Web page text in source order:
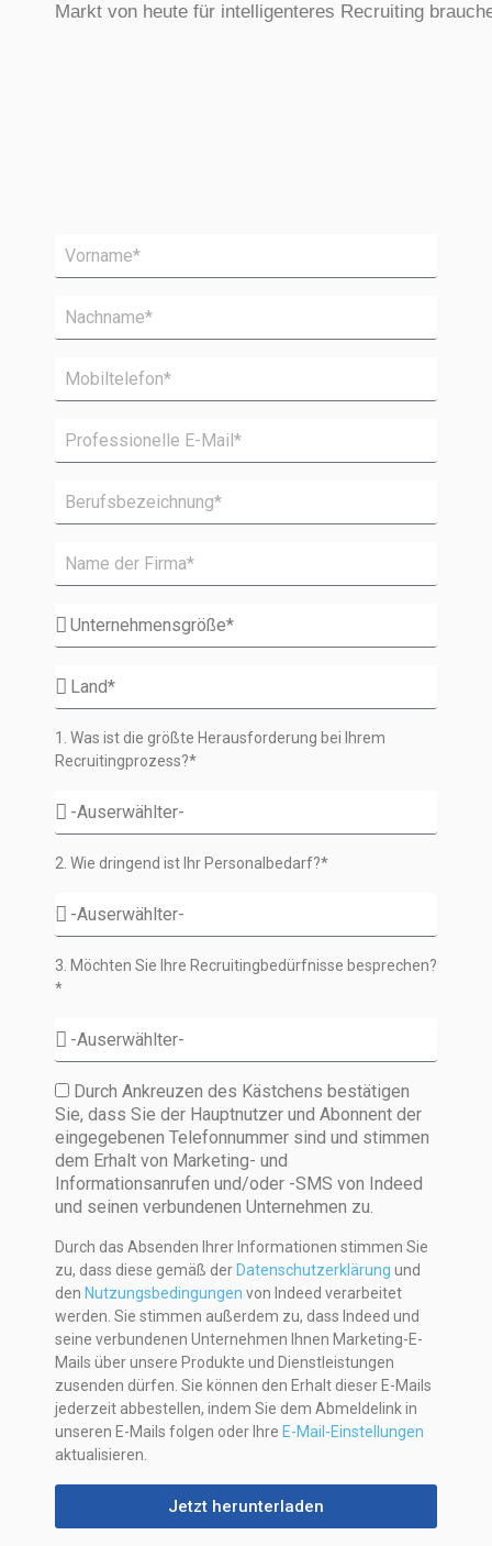
Markt von heute für intelligenteres Recruiting
1. Was ist die größte Herausforderung bei Ihrem
Recruitingprozess?*
2. Wie dringend ist Ihr Personalbedarf?*
3. Möchten Sie Ihre Recruitingbedürfnisse besprechen?
*
Durch Ankreuzen des Kästchens bestätigen
Sie, dass Sie der Hauptnutzer und Abonnent der
eingegebenen Telefonnummer sind und stimmen
dem Erhalt von Marketing- und
Informationsanrufen und/oder -SMS von Indeed
und seinen verbundenen Unternehmen zu.
Durch das Absenden Ihrer Informationen stimmen Sie
zu, dass diese gemäß der Datenschutzerklärung und
den Nutzungsbedingungen von Indeed verarbeitet
werden. Sie stimmen außerdem zu, dass Indeed und
seine verbundenen Unternehmen Ihnen Marketing-E-
Mails über unsere Produkte und Dienstleistungen
zusenden dürfen. Sie können den Erhalt dieser E-Mails
jederzeit abbestellen, indem Sie dem Abmeldelink in
unseren E-Mails folgen oder Ihre E-Mail-Einstellungen
aktualisieren.
Jetzt herunterladen